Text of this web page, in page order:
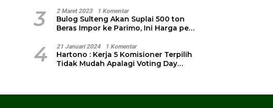
3 2 Maret 2023 1 Komentar
Bulog Sulteng Akan Suplai 500 ton
Beras Impor ke Parimo, Ini Harga per
4 21 Januari 2024 1 Komentar
Hartono : Kerja 5 Komisioner Terpilih
Tidak Mudah Apalagi Voting Day